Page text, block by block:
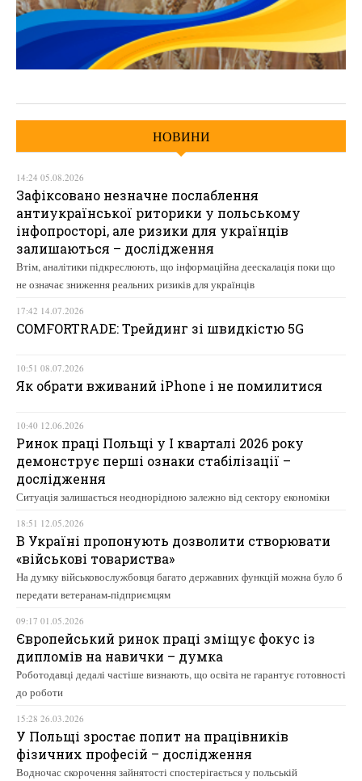
НОВИНИ
14:24 05.08.2026
Зафіксовано незначне послаблення
антиукраїнської риторики у польському
інфопросторі, але ризики для українців
залишаються – дослідження
Втім, аналітики підкреслюють, що інформаційна деескалація поки що
не означає зниження реальних ризиків для українців
17:42 14.07.2026
COMFORTRADE: Трейдинг зі швидкістю 5G
10:51 08.07.2026
Як обрати вживаний iPhone і не помилитися
10:40 12.06.2026
Ринок праці Польщі у І кварталі 2026 року
демонструє перші ознаки стабілізації –
дослідження
Ситуація залишається неоднорідною залежно від сектору економіки
18:51 12.05.2026
В Україні пропонують дозволити створювати
«військові товариства»
На думку військовослужбовця багато державних функцій можна було б
передати ветеранам-підприємцям
09:17 01.05.2026
Європейський ринок праці зміщує фокус із
дипломів на навички – думка
Роботодавці дедалі частіше визнають, що освіта не гарантує готовності
до роботи
15:28 26.03.2026
У Польщі зростає попит на працівників
фізичних професій – дослідження
Водночас скорочення зайнятості спостерігається у польській